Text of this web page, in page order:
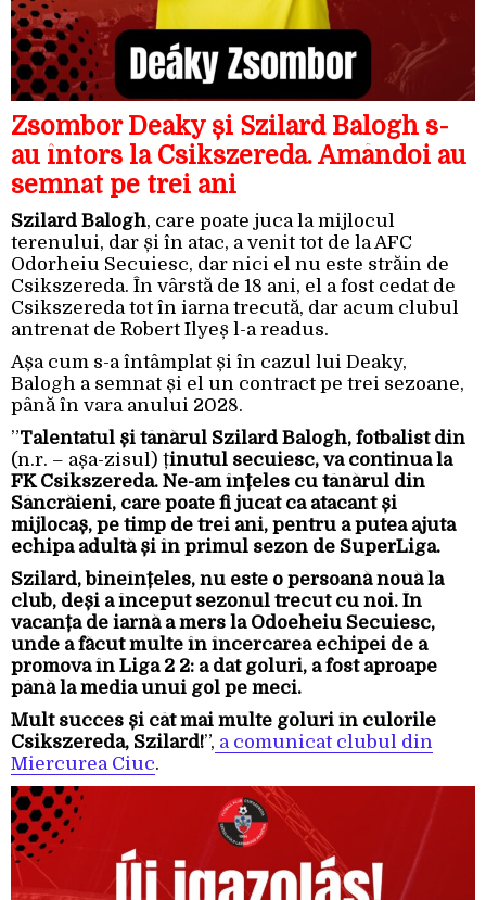
Zsombor Deaky și Szilard Balogh s-
au întors la Csikszereda. Amândoi au
semnat pe trei ani
Szilard Balogh, care poate juca la mijlocul
terenului, dar și în atac, a venit tot de la AFC
Odorheiu Secuiesc, dar nici el nu este străin de
Csikszereda. În vârstă de 18 ani, el a fost cedat de
Csikszereda tot în iarna trecută, dar acum clubul
antrenat de Robert Ilyeș l-a readus.
Așa cum s-a întâmplat și în cazul lui Deaky,
Balogh a semnat și el un contract pe trei sezoane,
până în vara anului 2028.
”Talentatul și tânărul Szilard Balogh, fotbalist din
(n.r. – așa-zisul) ținutul secuiesc, va continua la
FK Csikszereda. Ne-am înțeles cu tânărul din
Sâncrăieni, care poate fi jucat ca atacant și
mijlocaș, pe timp de trei ani, pentru a putea ajuta
echipa adultă și în primul sezon de SuperLiga.
Szilard, bineînțeles, nu este o persoană nouă la
club, deși a început sezonul trecut cu noi. În
vacanța de iarnă a mers la Odoeheiu Secuiesc,
unde a făcut multe în încercarea echipei de a
promova în Liga 2 2: a dat goluri, a fost aproape
până la media unui gol pe meci.
Mult succes și cât mai multe goluri în culorile
Csikszereda, Szilard!”, a comunicat clubul din
Miercurea Ciuc.